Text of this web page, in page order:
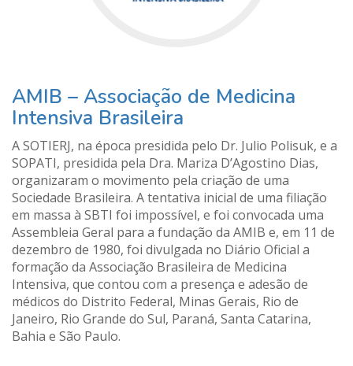
AMIB – Associação de Medicina
Intensiva Brasileira
A SOTIERJ, na época presidida pelo Dr. Julio Polisuk, e a
SOPATI, presidida pela Dra. Mariza D’Agostino Dias,
organizaram o movimento pela criação de uma
Sociedade Brasileira. A tentativa inicial de uma filiação
em massa à SBTI foi impossível, e foi convocada uma
Assembleia Geral para a fundação da AMIB e, em 11 de
dezembro de 1980, foi divulgada no Diário Oficial a
formação da Associação Brasileira de Medicina
Intensiva, que contou com a presença e adesão de
médicos do Distrito Federal, Minas Gerais, Rio de
Janeiro, Rio Grande do Sul, Paraná, Santa Catarina,
Bahia e São Paulo.